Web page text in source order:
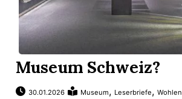
Museum Schweiz?
30.01.2026 Museum, Leserbriefe,Wohlen